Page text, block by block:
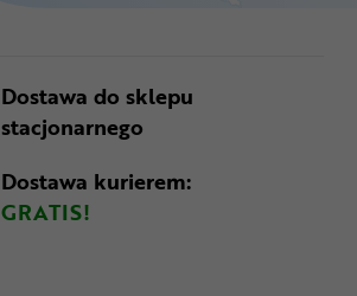
Dostawa do sklepu
stacjonarnego
Dostawa kurierem:
GRATIS!